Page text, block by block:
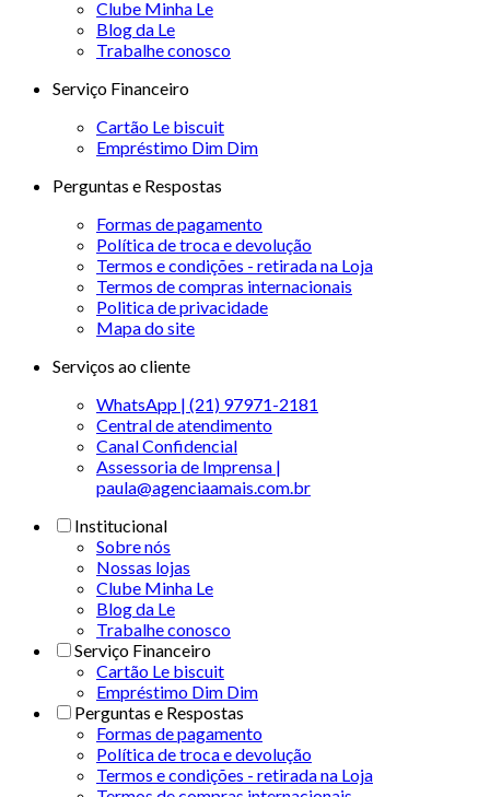
Clube Minha Le
Blog da Le
Trabalhe conosco
Serviço Financeiro
Cartão Le biscuit
Empréstimo Dim Dim
Perguntas e Respostas
Formas de pagamento
Política de troca e devolução
Termos e condições - retirada na Loja
Termos de compras internacionais
Politica de privacidade
Mapa do site
Serviços ao cliente
WhatsApp | (21) 97971-2181
Central de atendimento
Canal Confidencial
Assessoria de Imprensa |
paula@agenciaamais.com.br
Institucional
Sobre nós
Nossas lojas
Clube Minha Le
Blog da Le
Trabalhe conosco
Serviço Financeiro
Cartão Le biscuit
Empréstimo Dim Dim
Perguntas e Respostas
Formas de pagamento
Política de troca e devolução
Termos e condições - retirada na Loja